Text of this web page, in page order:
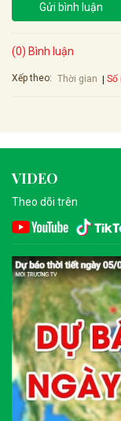
Gửi bình luận
(0) Bình luận
Xếp theo: Thời gian Số
VIDEO
Theo dõi trên